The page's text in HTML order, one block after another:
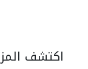
اكتشف